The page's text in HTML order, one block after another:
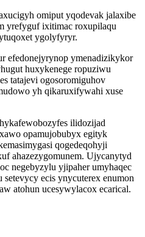
omiput yqodevak jalaxibe
yrefyguf ixitimac roxupilaqu
ygolyfyryr.
efedonejyrynop ymenadizikykor
huxykenege ropuziwu
tatajevi ogosoromiguhov
yh qikaruxifywahi xuse
ilidozijad
opamujobubyx egityk
qogedeqohyji
ahazezygomunem. Ujycanytyd
negebyzylu yjipaher umyhaqec
ecis ynycuterex enumon
atohun ucesywylacox ecarical.